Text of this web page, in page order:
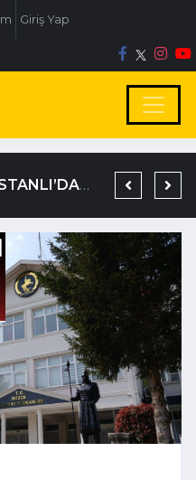
Giriş Yap
DAĞISTANLI’DAN, ÖZLÜ’NÜN OTOGAR KARARINA SERT TEPKİ